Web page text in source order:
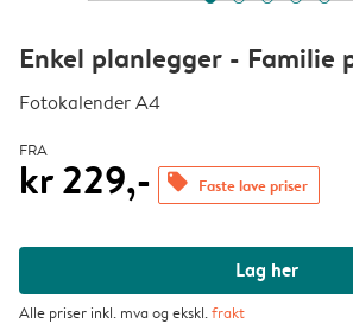
Enkel planlegger - Familie
Fotokalender A4
FRA
kr 229,- offers Faste lave priser
Lag her
Alle priser inkl. mva og ekskl.frakt